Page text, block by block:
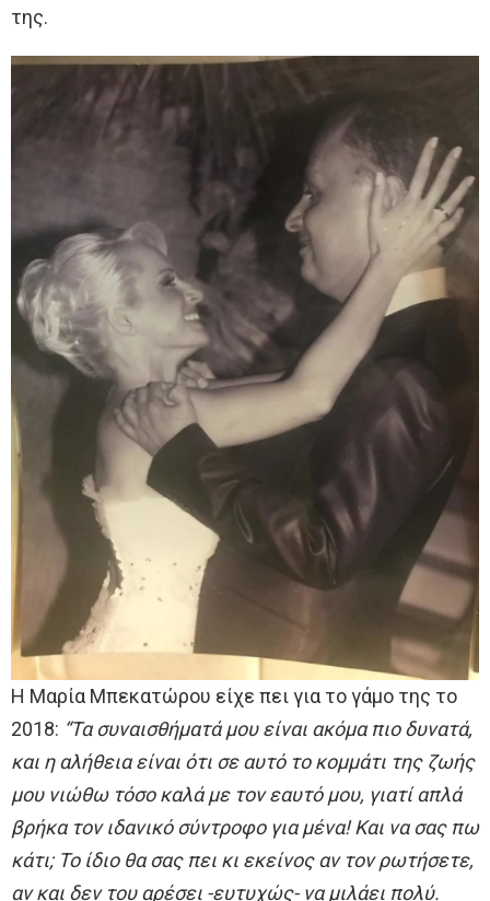
της.
Η Μαρία Μπεκατώρου είχε πει για το γάμο της το
2018: “Τα συναισθήματά μου είναι ακόμα πιο δυνατά,
και η αλήθεια είναι ότι σε αυτό το κομμάτι της ζωής
μου νιώθω τόσο καλά με τον εαυτό μου, γιατί απλά
βρήκα τον ιδανικό σύντροφο για μένα! Και να σας πω
κάτι; Το ίδιο θα σας πει κι εκείνος αν τον ρωτήσετε,
αν και δεν του αρέσει -ευτυχώς- να μιλάει πολύ.